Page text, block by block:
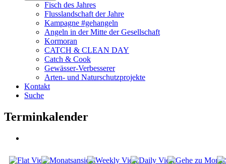
Fisch des Jahres
Flusslandschaft der Jahre
Kampagne #gehangeln
Angeln in der Mitte der Gesellschaft
Kormoran
CATCH & CLEAN DAY
Catch & Cook
Gewässer-Verbesserer
Arten- und Naturschutzprojekte
Kontakt
Suche
Terminkalender